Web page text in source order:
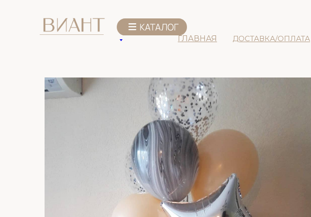
ДОСТАВКА/ОПЛАТА
ГЛАВНАЯ